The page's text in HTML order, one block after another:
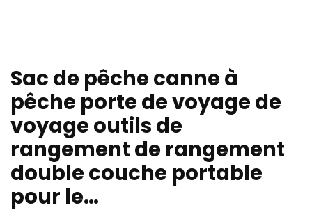
Sac de pêche canne à
pêche porte de voyage de
voyage outils de
rangement de rangement
double couche portable
pour le…